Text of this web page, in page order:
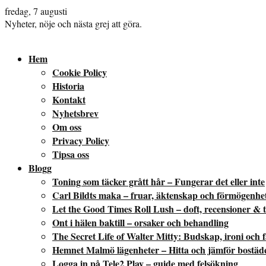
fredag, 7 augusti
Nyheter, nöje och nästa grej att göra.
Hem
Cookie Policy
Historia
Kontakt
Nyhetsbrev
Om oss
Privacy Policy
Tipsa oss
Blogg
Toning som täcker grått hår – Fungerar det eller inte
Carl Bildts maka – fruar, äktenskap och
Let the Good Times Roll Lush – doft, recensioner &
Ont i hälen baktill – orsaker och behandling
The Secret Life of Walter Mitty: Budskap, ironi och
Hemnet Malmö lägenheter – Hitta och jämför